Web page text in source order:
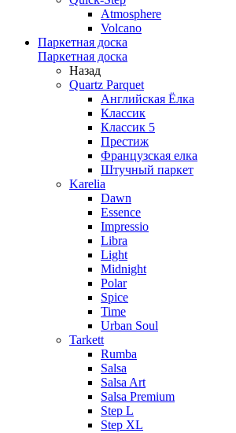
Atmosphere
Volcano
Паркетная доска
Паркетная доска
Назад
Quartz Parquet
Английская Ёлка
Классик
Классик 5
Престиж
Французская елка
Штучный паркет
Karelia
Dawn
Essence
Impressio
Libra
Light
Midnight
Polar
Spice
Time
Urban Soul
Tarkett
Rumba
Salsa
Salsa Art
Salsa Premium
Step L
Step XL